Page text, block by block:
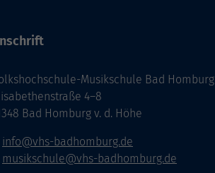
Musikschule Bad Homburg
4–8
Bad Homburg v. d. Höhe
info@vhs-badhomburg.de
musikschule@vhs-badhomburg.de